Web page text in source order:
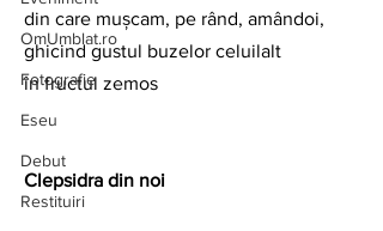
OmUmblat.ro
Fotografie
Eseu
Debut
Restituiri
din care mușcam, pe rând, amândoi,
ghicind gustul buzelor celuilalt
în fructul zemos
Clepsidra din noi